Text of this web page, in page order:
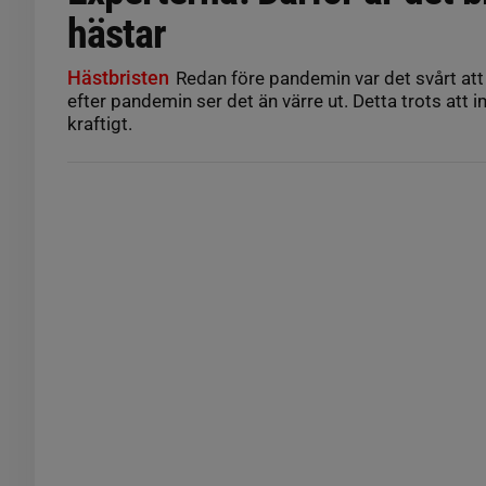
hästar
Hästbristen Redan före pandemin var det svårt
efter pandemin ser det än värre ut. Detta trots att
kraftigt.